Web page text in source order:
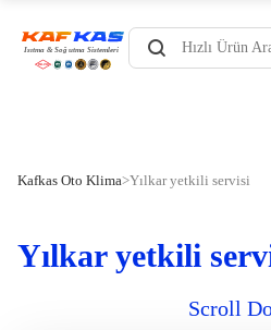
Products
search
Kafkas Oto Klima>Yılkar yetkili servisi
Yılkar yetkili
Scroll